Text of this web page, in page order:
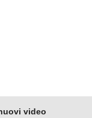
video